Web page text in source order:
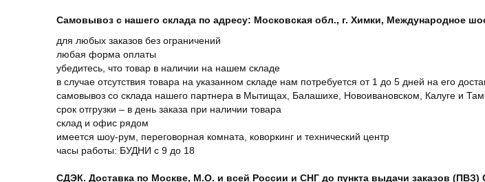
Самовывоз с нашего склада по адресу: Московская обл., г. Химки, Международное
для любых заказов без ограничений
любая форма оплаты
убедитесь, что товар в наличии на нашем складе
в случае отсутствия товара на указанном складе нам потребуется от 1 до 5 дней на его
самовывоз со склада нашего партнера в Мытищах, Балашихе, Новоивановском, Калуге и
срок отгрузки – в день заказа при наличии товара
склад и офис рядом
имеется шоу-рум, переговорная комната, коворкинг и технический центр
часы работы: БУДНИ с 9 до 18
СДЭК. Доставка по Москве, М.О. и всей России и СНГ до пункта выдачи заказов